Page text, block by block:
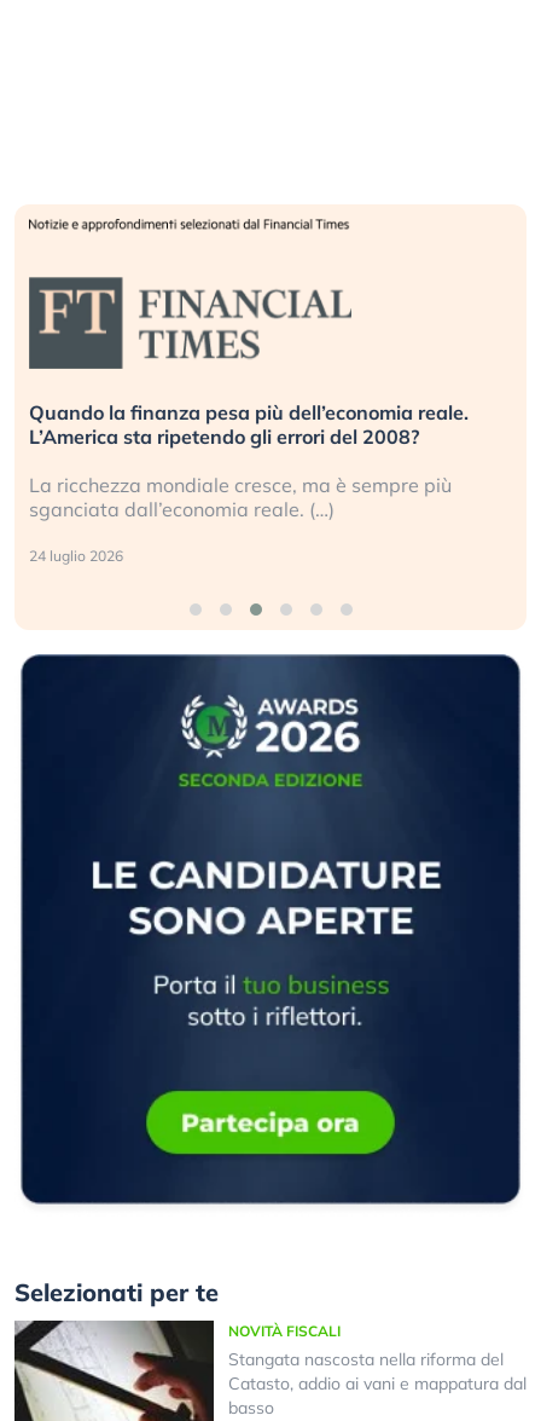
Quando la finanza pesa più dell’economia reale.
L’America sta ripetendo gli errori del 2008?
La ricchezza mondiale cresce, ma è sempre più
sganciata dall’economia reale. (…)
24 luglio 2026
Selezionati per te
NOVITÀ FISCALI
Stangata nascosta nella riforma del
Catasto, addio ai vani e mappatura dal
basso